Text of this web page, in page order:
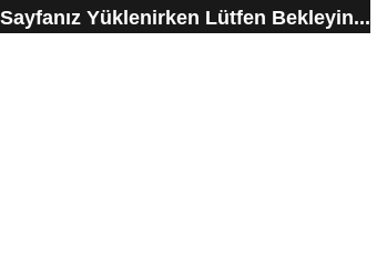
Sayfanız Yüklenirken Lütfen Bekleyin...